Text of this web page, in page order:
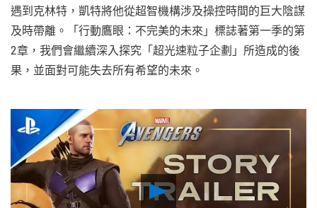
遇到克林特，凱特將他從超智機構涉及操控時間的巨大陰謀
及時帶離。「行動鷹眼：不完美的未來」標誌著第一季的第
2章，我們會繼續深入探究「超光速粒子企劃」所造成的後
果，並面對可能失去所有希望的未來。
Play
Video